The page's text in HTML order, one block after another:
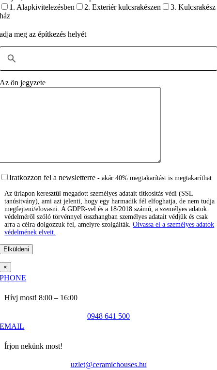
1. Alapkivitelezésben
2. Exteriér kulcsrakészen
3. Kulcsrakész
ház
adja meg az építkezés helyét
Az ön jegyzete
Iratkozzon fel a newsletterre - akár 40% megtakarítást is megtakaríthat
Az űrlapon keresztül megadott személyes adatait titkosítás védi (SSL
tanúsitvány), ami azt jelenti, hogy egy harmadik fél elfoghatja, de nem tudja
megfejteni/elovasni. A GDPR-vel és a 18/2018 számú, a személyes adatok
védelméről szóló törvénnyel összhangban személyes adatait védjük és csak
arra a célra dolgozzuk fel, amelyre szolgálták.Olvassa el a személyes adatok
védelmének elveit.
×
PHONE
Hívj most! 8:00 – 16:00
0948 641 500
EMAIL
Írjon nekünk most!
uzlet@ceramichouses.hu